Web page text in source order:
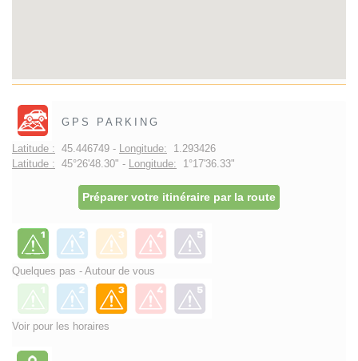
GPS PARKING
Latitude : 45.446749 - Longitude: 1.293426
Latitude : 45°26'48.30" - Longitude: 1°17'36.33"
Préparer votre itinéraire par la route
Quelques pas - Autour de vous
Voir pour les horaires